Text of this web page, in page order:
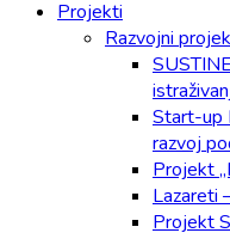
Projekti
Razvojni
Start-up
razvoj
Projekt
Lazareti
Projekt